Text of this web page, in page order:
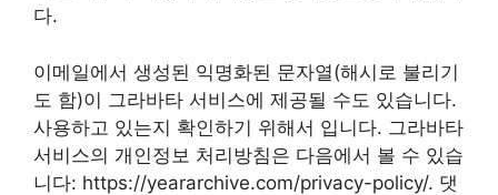
다.
이메일에서 생성된 익명화된 문자열(해시로 불리기
도 함)이 그라바타 서비스에 제공될 수도 있습니다.
사용하고 있는지 확인하기 위해서 입니다. 그라바타
서비스의 개인정보 처리방침은 다음에서 볼 수 있습
니다: https://yeararchive.com/privacy-policy/. 댓